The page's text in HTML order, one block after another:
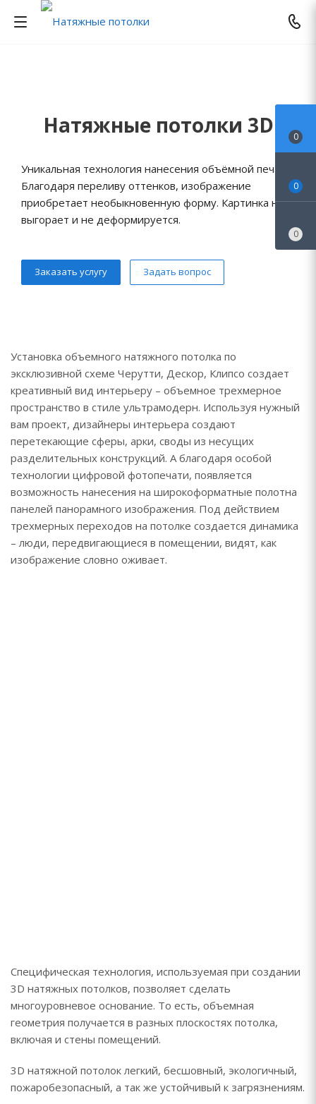
Натяжные потолки 3D
Уникальная технология нанесения объёмной печати.
Благодаря переливу оттенков, изображение
приобретает необыкновенную форму. Картинка не
выгорает и не деформируется.
Заказать услугу Задать вопрос
Установка объемного натяжного потолка по
эксклюзивной схеме Черутти, Дескор, Клипсо создает
креативный вид интерьеру – объемное трехмерное
пространство в стиле ультрамодерн. Используя нужный
вам проект, дизайнеры интерьера создают
перетекающие сферы, арки, своды из несущих
разделительных конструкций. А благодаря особой
технологии цифровой фотопечати, появляется
возможность нанесения на широкоформатные полотна
панелей панорамного изображения. Под действием
трехмерных переходов на потолке создается динамика
– люди, передвигающиеся в помещении, видят, как
изображение словно оживает.
Специфическая технология, используемая при создании
3D натяжных потолков, позволяет сделать
многоуровневое основание. То есть, объемная
геометрия получается в разных плоскостях потолка,
включая и стены помещений.
3D натяжной потолок легкий, бесшовный, экологичный,
пожаробезопасный, а так же устойчивый к загрязнениям.
0
0
0